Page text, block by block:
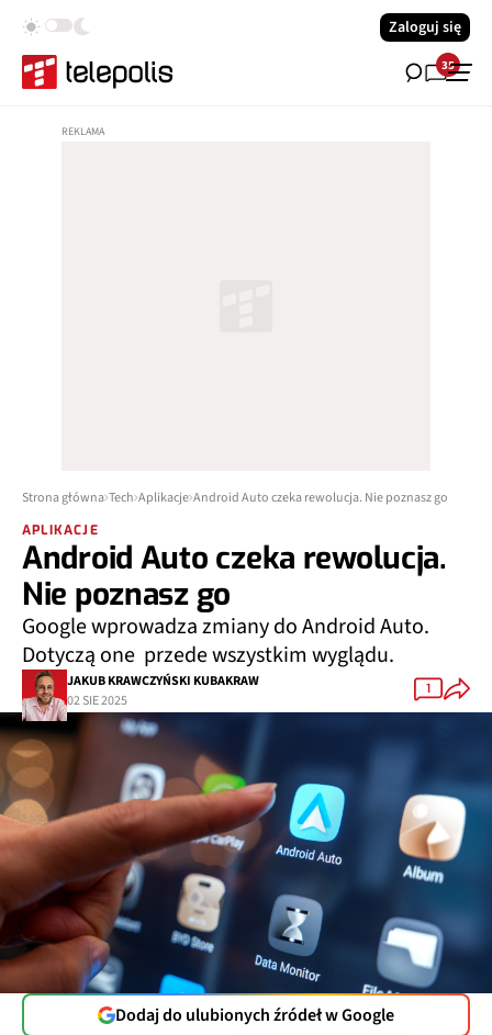
Zaloguj się
35
Strona główna Tech Aplikacje Android Auto czeka rewolucja. Nie poznasz go
APLIKACJE
Android Auto czeka rewolucja.
Nie poznasz go
Google wprowadza zmiany do Android Auto.
Dotyczą one przede wszystkim wyglądu.
JAKUB KRAWCZYŃSKI KUBAKRAW
02 SIE 2025
1
Dodaj do ulubionych źródeł w Google